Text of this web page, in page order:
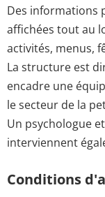
Des informations
affichées tout au
activités, menus,
La structure est
encadre une
le secteur de la
Un psychologue
interviennent
Conditions